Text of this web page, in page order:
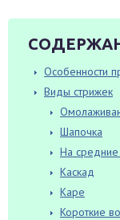
Особенности
Виды стрижек
Шапочка
На
Каскад
Каре
Короткие